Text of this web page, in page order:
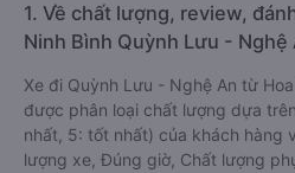
1. Về chất lượng, review,
Ninh Bình Quỳnh Lưu - Nghệ
Xe đi Quỳnh Lưu - Nghệ An từ
được phân loại chất lượng dựa
nhất, 5: tốt nhất) của khách hàng
lượng xe, Đúng giờ, Chất lượng